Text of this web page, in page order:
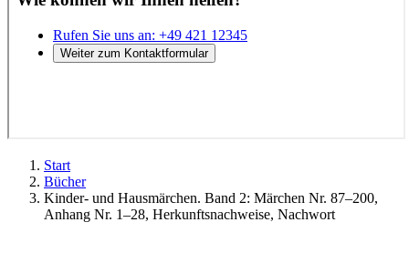
Start
Bücher
Kinder- und Hausmärchen. Band 2: Märchen Nr. 87–200,
Anhang Nr. 1–28, Herkunftsnachweise, Nachwort